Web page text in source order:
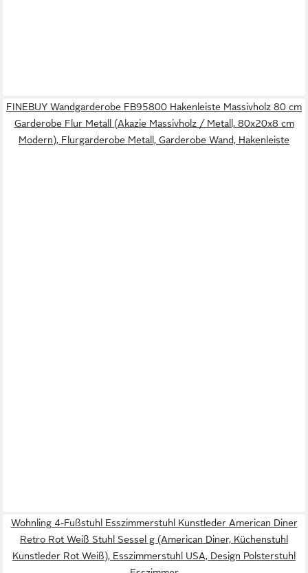
FINEBUY Wandgarderobe FB95800 Hakenleiste Massivholz 80 cm
Garderobe Flur Metall (Akazie Massivholz / Metall, 80x20x8 cm
Modern), Flurgarderobe Metall, Garderobe Wand, Hakenleiste
Wohnling 4-Fußstuhl Esszimmerstuhl Kunstleder American Diner
Retro Rot Weiß Stuhl Sessel g (American Diner, Küchenstuhl
Kunstleder Rot Weiß), Esszimmerstuhl USA, Design Polsterstuhl